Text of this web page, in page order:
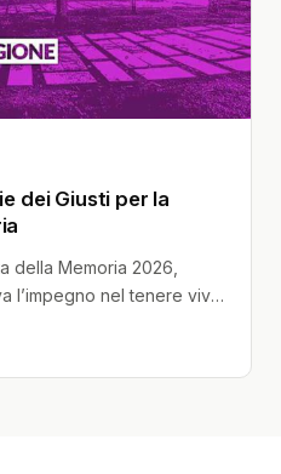
dei Giusti per la
della Memoria 2026,
l’impegno nel tenere vivo